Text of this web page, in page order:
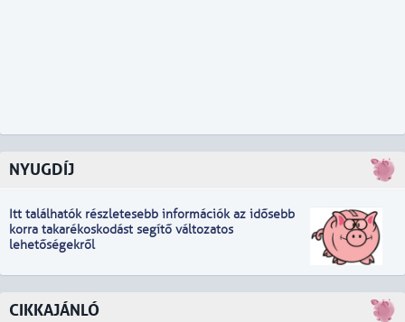
NYUGDÍJ
Itt találhatók részletesebb információkaz idősebb
korra takarékoskodást segítő változatos
lehetőségekről
CIKKAJÁNLÓ